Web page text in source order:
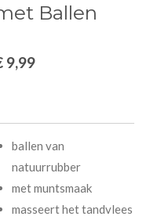
Ballen
9,99
ballen van
natuurrubber
met muntsmaak
masseert het tandvlees